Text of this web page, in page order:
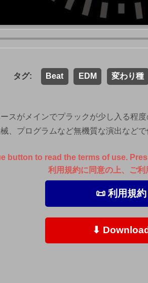
タグ: Beat EDM 変わり種
スがメインでプラックが少し入る程
、プログラムなど無機質な演出などで
button to read the terms of use.
利用規約に同意の上、ご利
📜 利用規約
⬇ Download